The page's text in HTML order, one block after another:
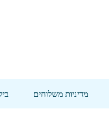
מדיניות משלוחים